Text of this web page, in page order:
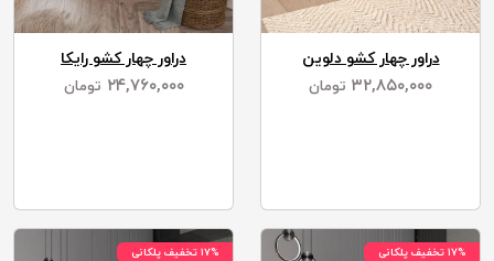
دراور چهار کشو دلوین
۳۲,۸۵۰,۰۰۰ تومان
دراور چهار کشو رایکا
۲۴,۷۶۰,۰۰۰ تومان
۱۷% تخفیف پلکانی ۱۷% تخفیف پلکانی